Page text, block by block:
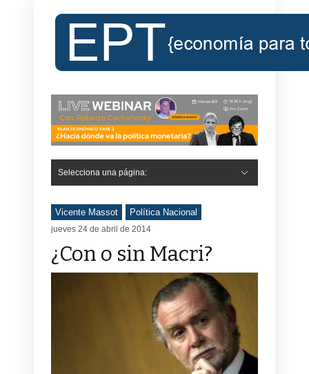
Selecciona una página:
Vicente Massot Política Nacional
jueves 24 de abril de 2014
¿Con o sin Macri?